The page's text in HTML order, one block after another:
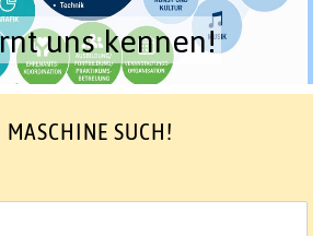
uns kennen!
MASCHINE SUCH!